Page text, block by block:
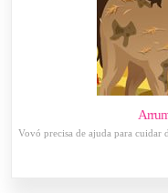
Vovó precisa de ajuda para cuidar